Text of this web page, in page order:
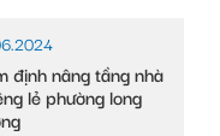
định nâng tầng nhà
lẻ phường long